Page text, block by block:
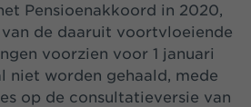
Pensioenakkoord in 2020,
de daaruit voortvloeiende
voorzien voor 1 januari
niet worden gehaald, mede
op de consultatieversie van